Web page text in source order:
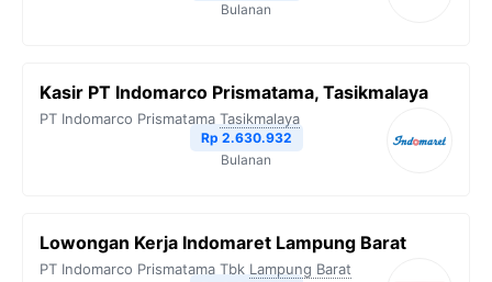
Bulanan
Kasir PT Indomarco Prismatama, Tasikmalaya
PT Indomarco Prismatama Tasikmalaya
Rp 2.630.932
Bulanan
Lowongan Kerja Indomaret Lampung Barat
PT Indomarco Prismatama Tbk Lampung Barat